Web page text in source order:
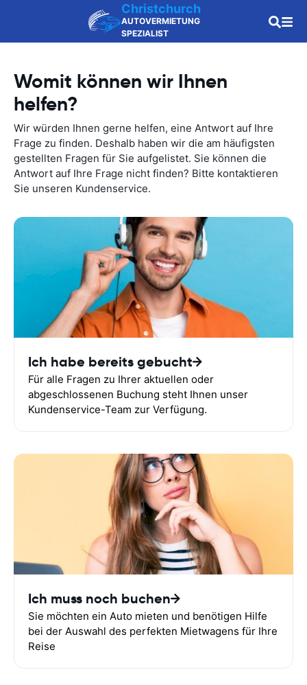
Christchurch
AUTOVERMIETUNG
SPEZIALIST
Womit können wir Ihnen
helfen?
Wir würden Ihnen gerne helfen, eine Antwort auf Ihre
Frage zu finden. Deshalb haben wir die am häufigsten
gestellten Fragen für Sie aufgelistet. Sie können die
Antwort auf Ihre Frage nicht finden? Bitte kontaktieren
Sie unseren Kundenservice.
Ich habe bereits gebucht
Für alle Fragen zu Ihrer aktuellen oder
abgeschlossenen Buchung steht Ihnen unser
Kundenservice-Team zur Verfügung.
Ich muss noch buchen
Sie möchten ein Auto mieten und benötigen Hilfe
bei der Auswahl des perfekten Mietwagens für Ihre
Reise